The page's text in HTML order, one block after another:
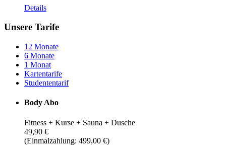
Details
Unsere Tarife
12 Monate
6 Monate
1 Monat
Kartentarife
Studententarif
Body Abo
Fitness + Kurse + Sauna + Dusche
49,90 €
(Einmalzahlung: 499,00 €)